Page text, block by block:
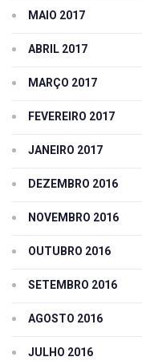
MAIO 2017
ABRIL 2017
MARÇO 2017
FEVEREIRO 2017
JANEIRO 2017
DEZEMBRO 2016
NOVEMBRO 2016
OUTUBRO 2016
SETEMBRO 2016
AGOSTO 2016
JULHO 2016